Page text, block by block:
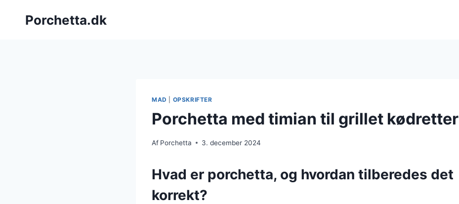
Porchetta.dk
MAD OPSKRIFTER
Porchetta med timian til grillet kødretter
Af Porchetta 3. december 2024
Hvad er porchetta, og hvordan tilberedes det
korrekt?